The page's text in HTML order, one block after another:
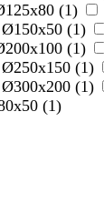
(1)
Ø150х50 (1)
(1)
Ø250х150 (1)
Ø300х200 (1)
(1)